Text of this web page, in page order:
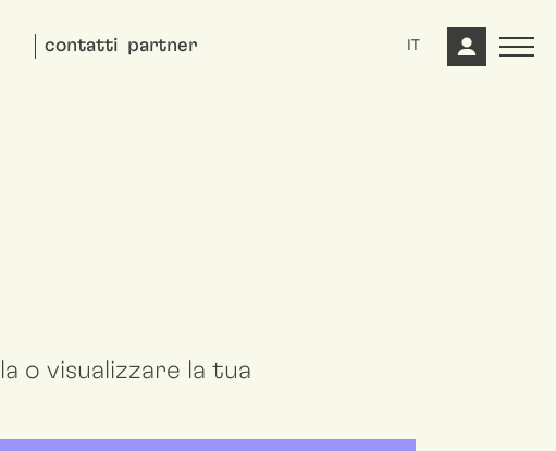
contatti partner IT
o visualizzare la tua